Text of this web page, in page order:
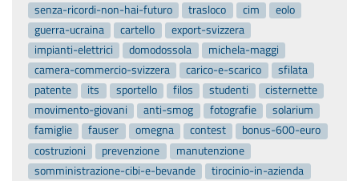
senza-ricordi-non-hai-futuro
trasloco cim
eolo
guerra-ucraina
cartello
export-svizzera
impianti-elettrici
domodossola
michela-maggi
camera-commercio-svizzera
carico-e-scarico
sfilata
patente
its sportello filos studenti
cisternette
movimento-giovani
anti-smog fotografie
solarium
famiglie
fauser omegna contest
bonus-600-euro
costruzioni
prevenzione
manutenzione
somministrazione-cibi-e-bevande
tirocinio-in-azienda